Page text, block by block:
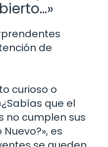
de
curioso o
que el
no cumplen sus
es